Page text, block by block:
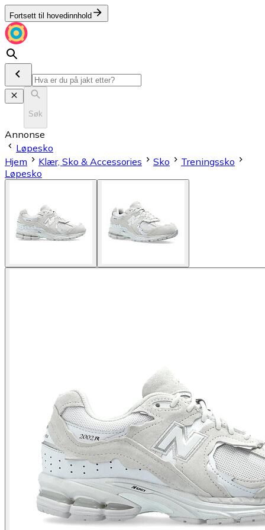
Fortsett til hovedinnhold
Søk
Annonse
Løpesko
Hjem
Klær, Sko & Accessories Sko
Treningssko
Løpesko